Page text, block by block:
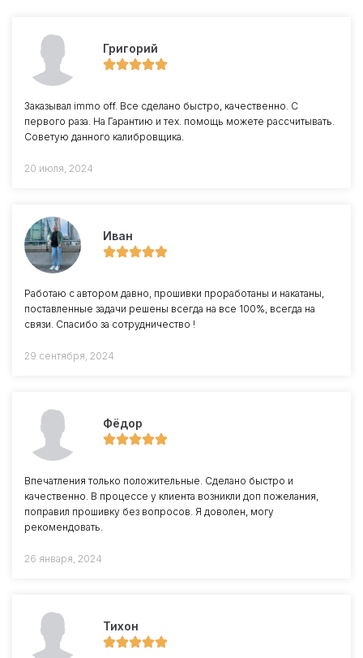
Григорий
Заказывал immo off. Все сделано быстро, качественно. С
первого раза. На Гарантию и тех. помощь можете рассчитывать.
Советую данного калибровщика.
20 июля, 2024
Иван
Работаю с автором давно, прошивки проработаны и накатаны,
поставленные задачи решены всегда на все 100%, всегда на
связи. Спасибо за сотрудничество !
29 сентября, 2024
Фёдор
Впечатления только положительные. Сделано быстро и
качественно. В процессе у клиента возникли доп пожелания,
поправил прошивку без вопросов. Я доволен, могу
рекомендовать.
26 января, 2024
Тихон